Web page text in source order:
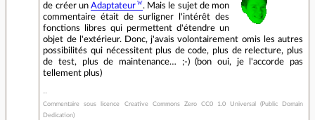
de créer un Adaptateur
. Mais le sujet de mon
commentaire était de surligner l'intérêt des
fonctions libres qui permettent d'étendre un
objet de l'extérieur. Donc, j'avais volontairement omis les autres
possibilités qui nécessitent plus de code, plus de relecture, plus
de test, plus de maintenance… ;-) (bon oui, je l'accorde pas
tellement plus)
Commentaire sous licence Creative Commons Zero CC0 1.0 Universal (Public Domain
Dedication)